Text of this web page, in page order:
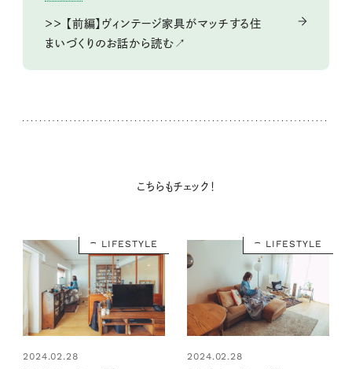
＞＞ 【前編】ヴィンテージ家具がマッチする住
まいづくりのお話から読む↗
こちらもチェック！
LIFESTYLE
2024.02.28
LIFESTYLE
2024.02.28